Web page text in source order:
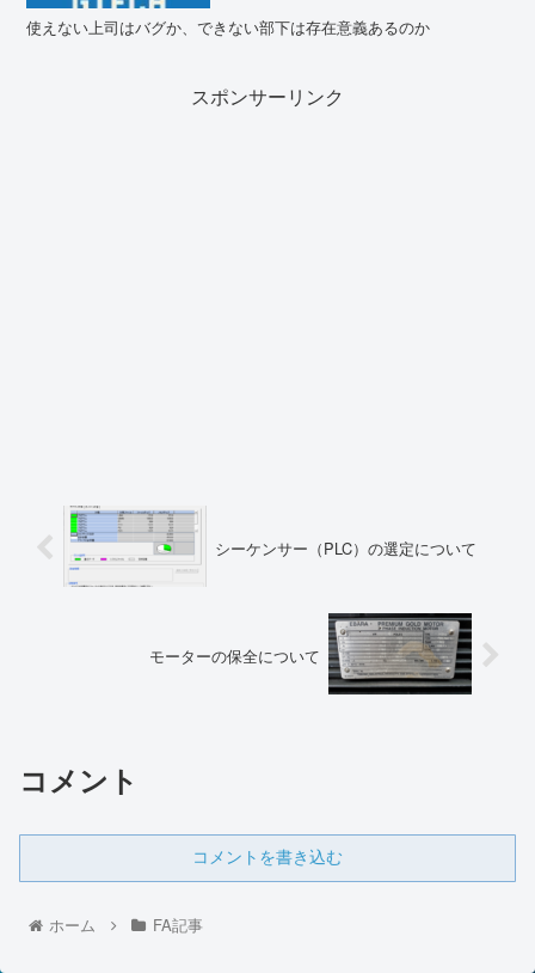
使えない上司はバグか、できない部下は存在意義あるのか
スポンサーリンク
シーケンサー（PLC）の選定について
モーターの保全について
コメント
コメントを書き込む
ホーム FA記事